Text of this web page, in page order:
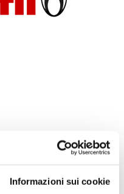
Informazioni sui cookie
the product